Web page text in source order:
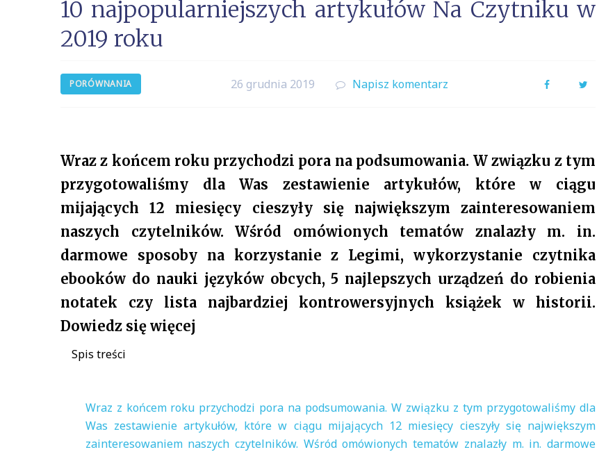
10 najpopularniejszych artykułów Na Czytniku w
2019 roku
PORÓWNANIA 26 grudnia 2019 Napisz komentarz FacebookTwitter
Wraz z końcem roku przychodzi pora na podsumowania. W związku z tym
przygotowaliśmy dla Was zestawienie artykułów, które w ciągu
mijających 12 miesięcy cieszyły się największym zainteresowaniem
naszych czytelników. Wśród omówionych tematów znalazły m. in.
darmowe sposoby na korzystanie z Legimi, wykorzystanie czytnika
ebooków do nauki języków obcych, 5 najlepszych urządzeń do robienia
notatek czy lista najbardziej kontrowersyjnych książek w historii.
Dowiedz się więcej
Spis treści
Wraz z końcem roku przychodzi pora na podsumowania. W związku z tym przygotowaliśmy dla
Was zestawienie artykułów, które w ciągu mijających 12 miesięcy cieszyły się największym
zainteresowaniem naszych czytelników. Wśród omówionych tematów znalazły m. in. darmowe